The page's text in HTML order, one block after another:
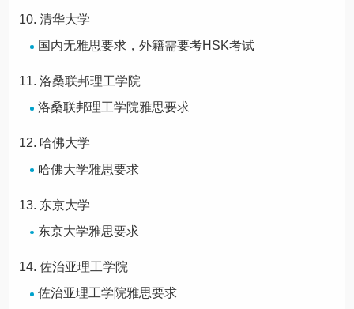
清华大学
国内无雅思要求，外籍需要考HSK考试
洛桑联邦理工学院
洛桑联邦理工学院雅思要求
哈佛大学
哈佛大学雅思要求
东京大学
东京大学雅思要求
佐治亚理工学院
佐治亚理工学院雅思要求